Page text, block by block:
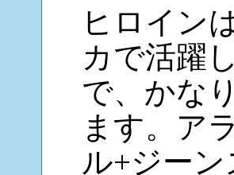
ヒロイン
カで活躍
で、かな
ます。ア
ル+ジー